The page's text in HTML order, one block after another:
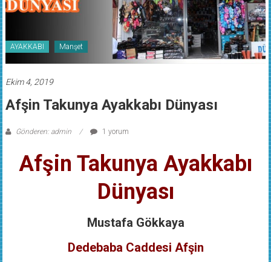
AYAKKABI Manşet
Ekim 4, 2019
Afşin Takunya Ayakkabı Dünyası
Gönderen: admin 1 yorum
Afşin Takunya Ayakkabı
Dünyası
Mustafa Gökkaya
Dedebaba Caddesi Afşin